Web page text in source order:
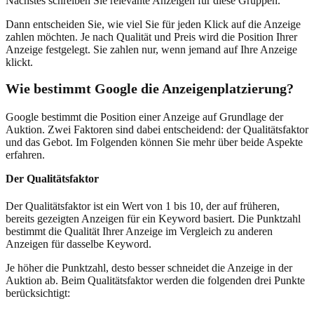
Dann entscheiden Sie, wie viel Sie für jeden Klick auf die Anzeige
zahlen möchten. Je nach Qualität und Preis wird die Position Ihrer
Anzeige festgelegt. Sie zahlen nur, wenn jemand auf Ihre Anzeige
klickt.
Wie bestimmt Google die Anzeigenplatzierung?
Google bestimmt die Position einer Anzeige auf Grundlage der
Auktion. Zwei Faktoren sind dabei entscheidend: der Qualitätsfaktor
und das Gebot. Im Folgenden können Sie mehr über beide Aspekte
erfahren.
Der Qualitätsfaktor
Der Qualitätsfaktor ist ein Wert von 1 bis 10, der auf früheren,
bereits gezeigten Anzeigen für ein Keyword basiert. Die Punktzahl
bestimmt die Qualität Ihrer Anzeige im Vergleich zu anderen
Anzeigen für dasselbe Keyword.
Je höher die Punktzahl, desto besser schneidet die Anzeige in der
Auktion ab. Beim Qualitätsfaktor werden die folgenden drei Punkte
berücksichtigt: